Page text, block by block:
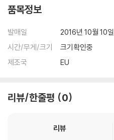
품목정보
발매일
2016년 10월 10일
시간/무게/크기
크기확인중
제조국
EU
리뷰/한줄평 0
리뷰